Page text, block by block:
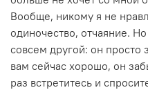
Вообще, никому я не
одиночество, отчаяние.
совсем другой: он просто
вам сейчас хорошо, он
раз встретитесь и